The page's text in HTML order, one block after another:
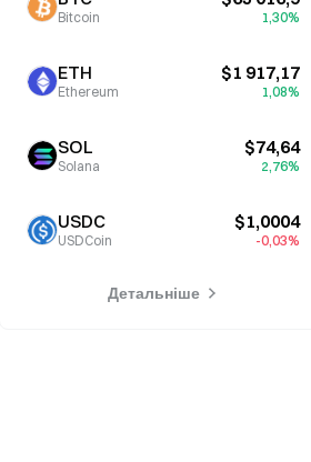
Bitcoin 1,30%
ETH
Ethereum
$1 917,17
1,08%
SOL
Solana
$74,64
2,76%
USDC
USDCoin
$1,0004
-0,03%
Детальніше